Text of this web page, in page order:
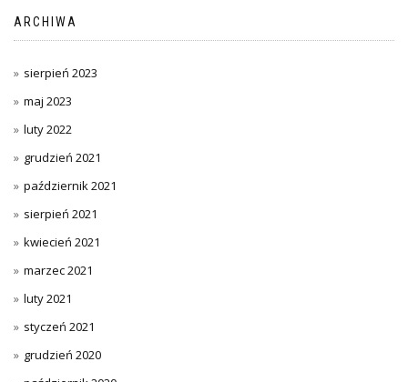
ARCHIWA
sierpień 2023
maj 2023
luty 2022
grudzień 2021
październik 2021
sierpień 2021
kwiecień 2021
marzec 2021
luty 2021
styczeń 2021
grudzień 2020